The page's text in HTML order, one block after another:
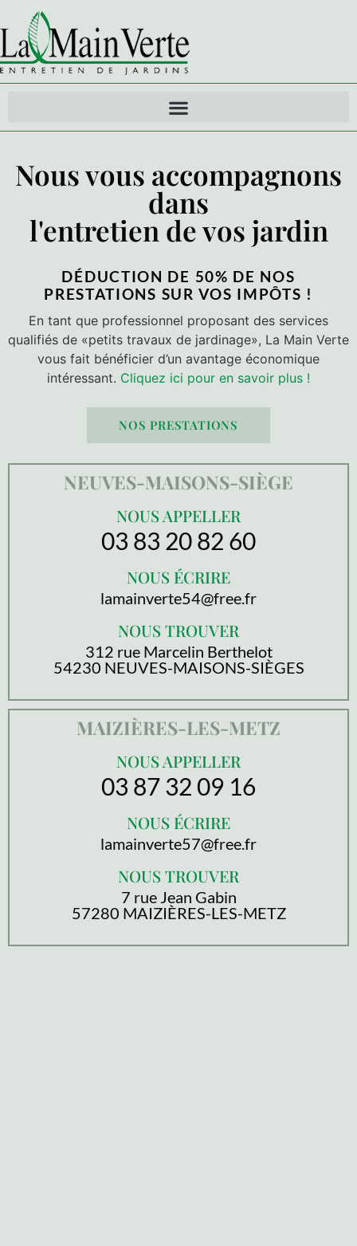
Nous vous accompagnons
dans
l'entretien de vos jardin
DÉDUCTION DE 50% DE NOS
PRESTATIONS SUR VOS IMPÔTS !
En tant que professionnel proposant des services
qualifiés de «petits travaux de jardinage», La Main Verte
vous fait bénéficier d’un avantage économique
intéressant. Cliquez ici pour en savoir plus !
NOS PRESTATIONS
NEUVES-MAISONS-SIÈGE
NOUS APPELLER
03 83 20 82 60
NOUS ÉCRIRE
lamainverte54@free.fr
NOUS TROUVER
312 rue Marcelin Berthelot
54230 NEUVES-MAISONS-SIÈGES
MAIZIÈRES-LES-METZ
NOUS APPELLER
03 87 32 09 16
NOUS ÉCRIRE
lamainverte57@free.fr
NOUS TROUVER
7 rue Jean Gabin
57280 MAIZIÈRES-LES-METZ